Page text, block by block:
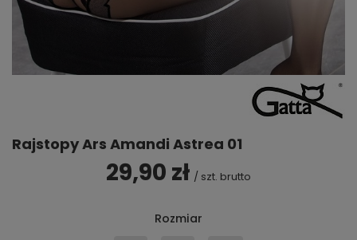
Rajstopy Ars Amandi Astrea 01
29,90 zł / szt. brutto
Rozmiar